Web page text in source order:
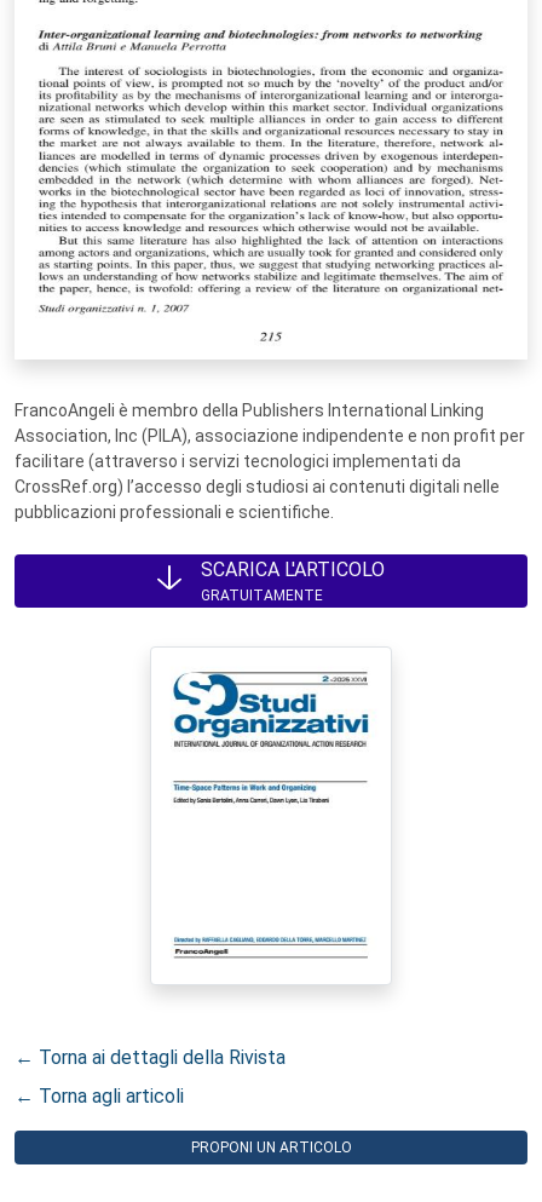
FrancoAngeli è membro della Publishers International Linking
Association, Inc (PILA), associazione indipendente e non profit per
facilitare (attraverso i servizi tecnologici implementati da
CrossRef.org) l’accesso degli studiosi ai contenuti digitali nelle
pubblicazioni professionali e scientifiche.
SCARICA L'ARTICOLO
GRATUITAMENTE
← Torna ai dettagli della Rivista
← Torna agli articoli
PROPONI UN ARTICOLO